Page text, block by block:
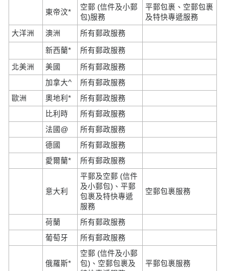
東帝汶*
空郵 (信件及小郵
包)服務
平郵包裹、空郵包裹
及特快專遞服務
大洋洲
澳洲 所有郵政服務
新西蘭* 所有郵政服務
北美洲 美國
所有郵政服務
加拿大^
所有郵政服務
歐洲
奧地利*
所有郵政服務
比利時
所有郵政服務
法國@
所有郵政服務
德國
所有郵政服務
愛爾蘭*
所有郵政服務
意大利
平郵及空郵 (信件
及小郵包)、平郵
包裹及特快專遞
服務
空郵包裹服務
荷蘭
所有郵政服務
葡萄牙
所有郵政服務
俄羅斯*
空郵 (信件及小郵
包)、空郵包裹及
平郵包裹服務